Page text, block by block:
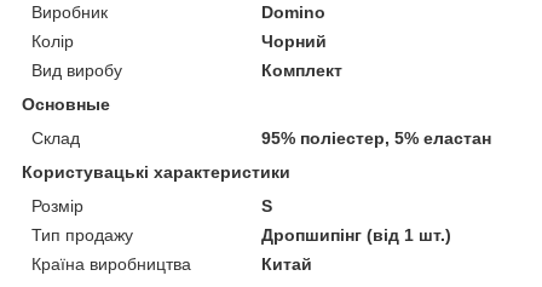
Виробник
Domino
Колір
Чорний
Вид виробу
Комплект
Основные
Склад
95% поліестер, 5% еластан
Користувацькі характеристики
Розмір
S
Тип продажу
Дропшипінг (від 1 шт.)
Країна виробництва
Китай